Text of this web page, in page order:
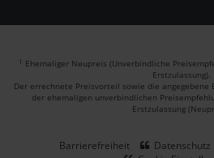
1 Ehemaliger Neupreis (Unverbindliche
Erstzulassung).
Der errechnete Preisvorteil sowie die angegebene
der ehemaligen unverbindlichen
Erstzulassung
Barrierefreiheit Datenschutz